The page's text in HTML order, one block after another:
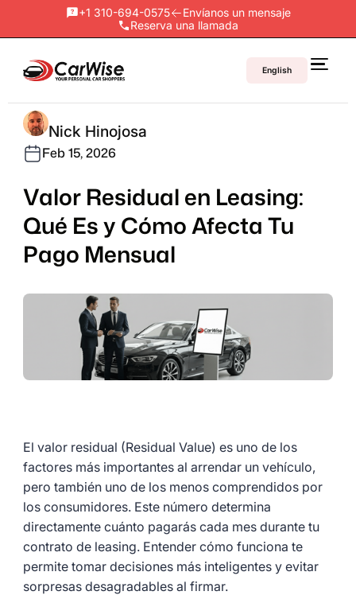
+1 310-694-0575
Envíanos un mensaje
Reserva una llamada
English
Nick Hinojosa
Feb 15, 2026
Valor Residual en Leasing:
Qué Es y Cómo Afecta Tu
Pago Mensual
El valor residual (Residual Value) es uno de los
factores más importantes al arrendar un vehículo,
pero también uno de los menos comprendidos por
los consumidores. Este número determina
directamente cuánto pagarás cada mes durante tu
contrato de leasing. Entender cómo funciona te
permite tomar decisiones más inteligentes y evitar
sorpresas desagradables al firmar.